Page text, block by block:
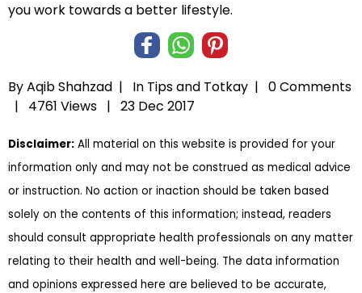
you work towards a better lifestyle.
By Aqib Shahzad | In Tips and Totkay | 0 Comments
|
4761 Views | 23 Dec 2017
Disclaimer: All material on this website is provided for your
information only and may not be construed as medical advice
or instruction. No action or inaction should be taken based
solely on the contents of this information; instead, readers
should consult appropriate health professionals on any matter
relating to their health and well-being. The data information
and opinions expressed here are believed to be accurate,